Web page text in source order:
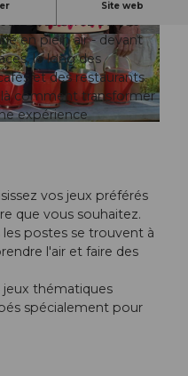
Erlebnis Verlag | CC-BY
Site web
! Découvrez Sursee
en plein air - devant
le long des
et des restaurants.
comment transformer
expérience
vos jeux préférés
que vous souhaitez.
postes se trouvent à
l'air et faire des
jeux thématiques
spécialement pour